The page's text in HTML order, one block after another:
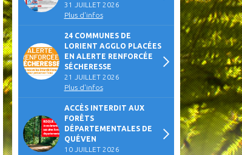
31 JUILLET 2026
Plus d'infos
24 COMMUNES DE
LORIENT AGGLO PLACÉES
EN ALERTE RENFORCÉE
SÉCHERESSE
21 JUILLET 2026
Plus d'infos
ACCÈS INTERDIT AUX
FORÊTS
DÉPARTEMENTALES DE
QUÉVEN
10 JUILLET 2026